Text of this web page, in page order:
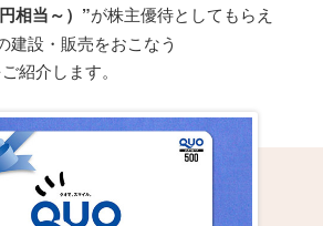
相当～）”が株主優待としてもらえ
建設・販売をおこなう
紹介します。